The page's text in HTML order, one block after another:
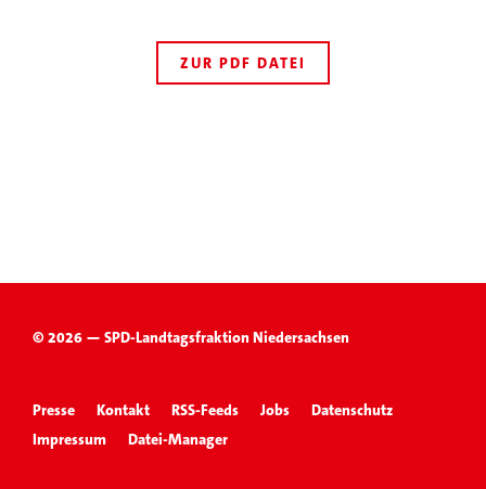
ZUR PDF DATEI
© 2026 — SPD-Landtagsfraktion Niedersachsen
Presse Kontakt RSS-Feeds Jobs
Datenschutz
Impressum
Datei-Manager